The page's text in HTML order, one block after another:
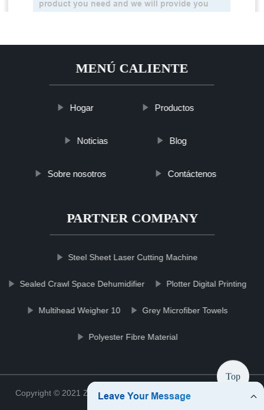
MENÚ CALIENTE
Hogar Productos
Noticias Blog
Sobre nosotros Contáctenos
PARTNER COMPANY
Steel Sheet Laser Cutting Machine
Sealed Crawl Space Dehumidifier Plotter Digital Printing
Multihead Weigher 10 Grey Microfiber Towels
Polyester Fibre Material
Copyright © 2021 Zhejiang filterccshop Filter Co., Ltd.
Top